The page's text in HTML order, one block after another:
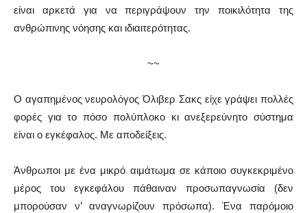
είναι αρκετά για να περιγράψουν την ποικιλότητα της
ανθρώπινης νόησης και ιδιαιτερότητας.
~~
Ο αγαπημένος νευρολόγος Όλιβερ Σακς είχε γράψει πολλές
φορές για το πόσο πολύπλοκο κι ανεξερεύνητο σύστημα
είναι ο εγκέφαλος. Με αποδείξεις.
Άνθρωποι με ένα μικρό αιμάτωμα σε κάποιο συγκεκριμένο
μέρος του εγκεφάλου πάθαιναν προσωπαγνωσία (δεν
μπορούσαν ν’ αναγνωρίζουν πρόσωπα). Ένα παρόμοιο